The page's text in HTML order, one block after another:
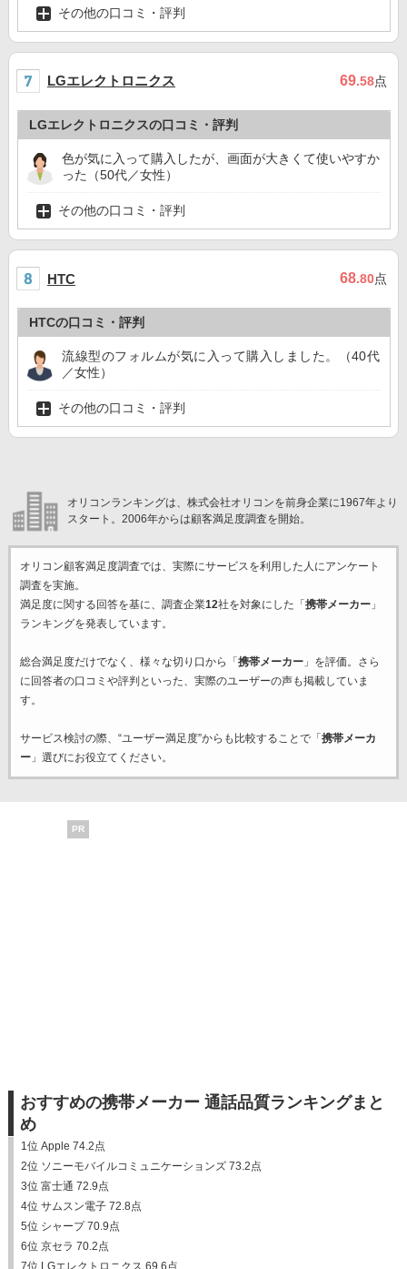
その他の口コミ・評判
LGエレクトロニクス 69.58点
LGエレクトロニクスの口コミ・評判
色が気に入って購入したが、画面が大きくて使いやすか
った（50代／女性）
その他の口コミ・評判
HTC 68.80点
HTCの口コミ・評判
流線型のフォルムが気に入って購入しました。（40代
／女性）
その他の口コミ・評判
オリコンランキングは、株式会社オリコンを前身企業に1967年より
スタート。2006年からは顧客満足度調査を開始。
オリコン顧客満足度調査では、実際にサービスを利用した 人にアンケート
調査を実施。
満足度に関する回答を基に、調査企業12社を対象にした「 携帯メーカー」
ランキングを発表しています。
総合満足度だけでなく、様々な切り口から「 携帯メーカー」を評価。さら
に回答者の口コミや評判といった、実際のユーザーの声も掲載していま
す。
サービス検討の際、“ユーザー満足度”からも比較することで「 携帯メーカ
ー」選びにお役立てください。
PR
おすすめの携帯メーカー 通話品質ランキングまと
め
1位 Apple 74.2点
2位 ソニーモバイルコミュニケーションズ 73.2点
3位 富士通 72.9点
4位 サムスン電子 72.8点
5位 シャープ 70.9点
6位 京セラ 70.2点